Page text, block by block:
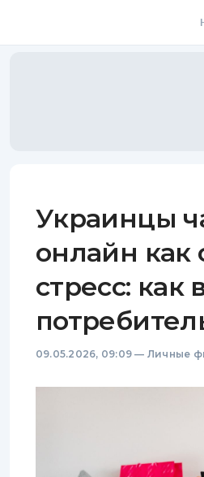
Украинцы
онлайн как
стресс: как
09.05.2026, 09:09 — Личные